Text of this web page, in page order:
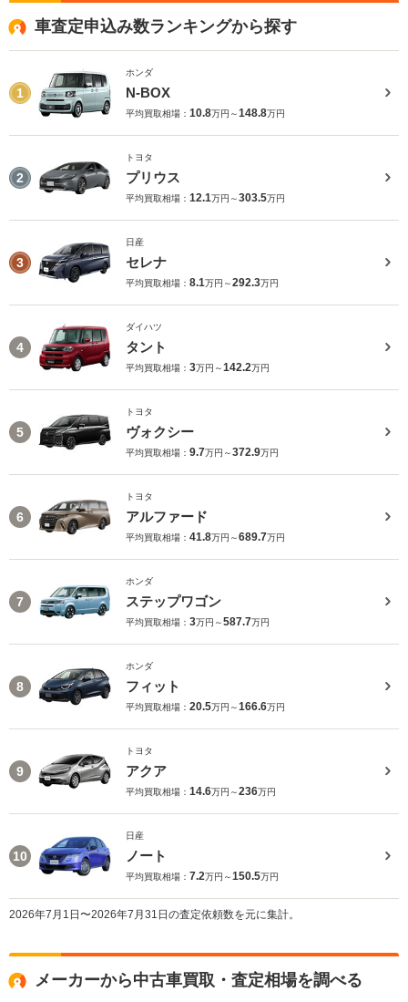
車査定申込み数ランキングから探す
1
ホンダ
N-BOX
平均買取相場： 10.8万円～148.8万円
2
トヨタ
プリウス
平均買取相場： 12.1万円～303.5万円
3
日産
セレナ
平均買取相場： 8.1万円～292.3万円
4
ダイハツ
タント
平均買取相場： 3万円～142.2万円
5
トヨタ
ヴォクシー
平均買取相場： 9.7万円～372.9万円
6
トヨタ
アルファード
平均買取相場： 41.8万円～689.7万円
7
ホンダ
ステップワゴン
平均買取相場： 3万円～587.7万円
8
ホンダ
フィット
平均買取相場： 20.5万円～166.6万円
9
トヨタ
アクア
平均買取相場： 14.6万円～236万円
10
日産
ノート
平均買取相場： 7.2万円～150.5万円
2026年7月1日〜2026年7月31日の査定依頼数を元に集計。
メーカーから中古車買取・査定相場を調べる